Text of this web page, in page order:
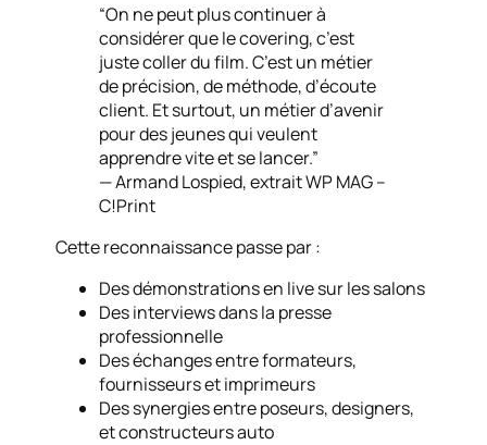
“On ne peut plus continuer à
considérer que le covering, c’est
juste coller du film. C’est un métier
de précision, de méthode, d’écoute
client. Et surtout, un métier d’avenir
pour des jeunes qui veulent
apprendre vite et se lancer.”
— Armand Lospied, extrait WP MAG –
C!Print
Cette reconnaissance passe par :
Des démonstrations en live sur les salons
Des interviews dans la presse
professionnelle
Des échanges entre formateurs,
fournisseurs et imprimeurs
Des synergies entre poseurs, designers,
et constructeurs auto